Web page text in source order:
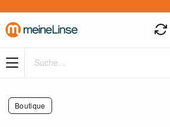
Zum Hauptinhalt springen
Boutique